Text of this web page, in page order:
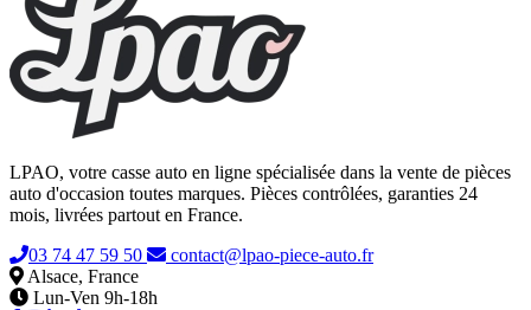
LPAO, votre casse auto en ligne spécialisée dans la vente de pièces
auto d'occasion toutes marques. Pièces contrôlées, garanties 24
mois, livrées partout en France.
03 74 47 59 50
contact@lpao-piece-auto.fr
Alsace, France
Lun-Ven 9h-18h